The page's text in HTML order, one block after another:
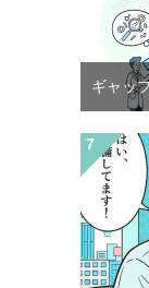
ギャッ